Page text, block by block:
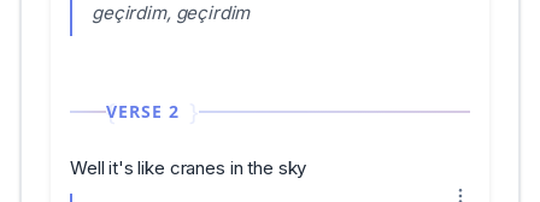
geçirdim, geçirdim
VERSE 2
Well it's like cranes in the sky